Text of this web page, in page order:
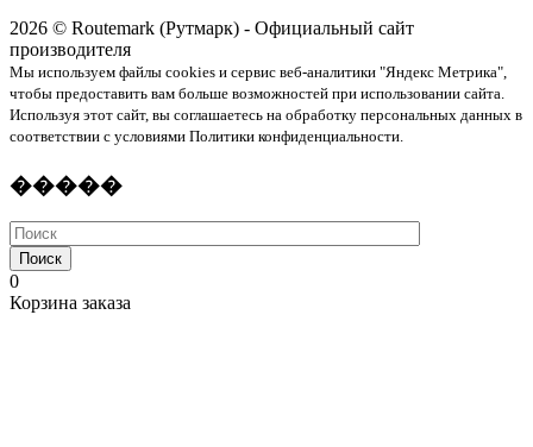
2026 © Routemark (Рутмарк) - Официальный сайт
производителя
Мы используем файлы cookies и сервис веб-аналитики "Яндекс Метрика",
чтобы предоставить вам больше возможностей при использовании сайта.
Используя этот сайт, вы соглашаетесь на обработку персональных данных в
соответствии с условиями Политики конфиденциальности.
�����
Поиск
0
Корзина заказа